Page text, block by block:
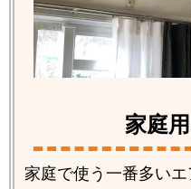
家庭
家庭で使う一番多い